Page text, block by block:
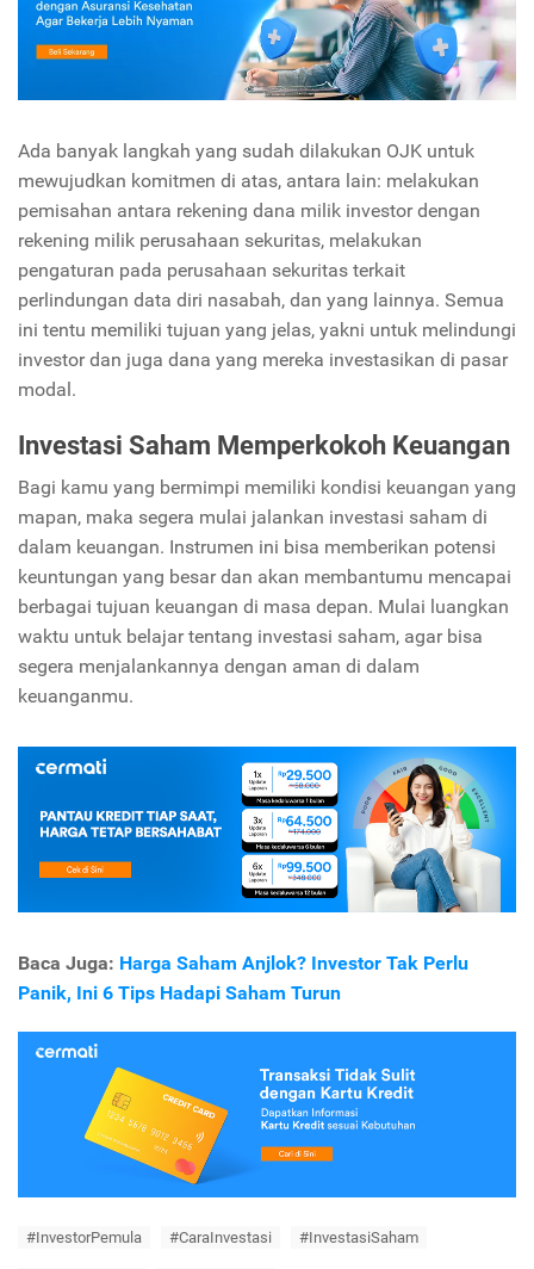
Ada banyak langkah yang sudah dilakukan OJK untuk
mewujudkan komitmen di atas, antara lain: melakukan
pemisahan antara rekening dana milik investor dengan
rekening milik perusahaan sekuritas, melakukan
pengaturan pada perusahaan sekuritas terkait
perlindungan data diri nasabah, dan yang lainnya. Semua
ini tentu memiliki tujuan yang jelas, yakni untuk melindungi
investor dan juga dana yang mereka investasikan di pasar
modal.
Investasi Saham Memperkokoh Keuangan
Bagi kamu yang bermimpi memiliki kondisi keuangan yang
mapan, maka segera mulai jalankan investasi saham di
dalam keuangan. Instrumen ini bisa memberikan potensi
keuntungan yang besar dan akan membantumu mencapai
berbagai tujuan keuangan di masa depan. Mulai luangkan
waktu untuk belajar tentang investasi saham, agar bisa
segera menjalankannya dengan aman di dalam
keuanganmu.
Baca Juga: Harga Saham Anjlok? Investor Tak Perlu
Panik, Ini 6 Tips Hadapi Saham Turun
#InvestorPemula #CaraInvestasi #InvestasiSaham